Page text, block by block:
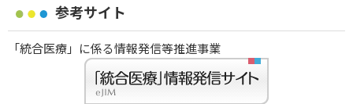
参考サイト
「統合医療」に係る情報発信等推進事業